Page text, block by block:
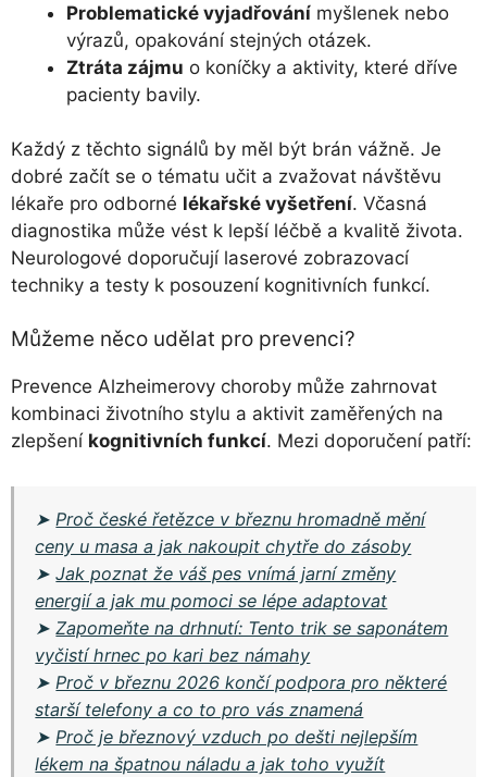
Problematické vyjadřování myšlenek nebo
výrazů, opakování stejných otázek.
Ztráta zájmu o koníčky a aktivity, které dříve
pacienty bavily.
Každý z těchto signálů by měl být brán vážně. Je
dobré začít se o tématu učit a zvažovat návštěvu
lékaře pro odborné lékařské vyšetření. Včasná
diagnostika může vést k lepší léčbě a kvalitě života.
Neurologové doporučují laserové zobrazovací
techniky a testy k posouzení kognitivních funkcí.
Můžeme něco udělat pro prevenci?
Prevence Alzheimerovy choroby může zahrnovat
kombinaci životního stylu a aktivit zaměřených na
zlepšení kognitivních funkcí. Mezi doporučení patří:
➤ Proč české řetězce v březnu hromadně mění
ceny u masa a jak nakoupit chytře do zásoby
➤Jak poznat že váš pes vnímá jarní změny
energií a jak mu pomoci se lépe adaptovat
➤Zapomeňte na drhnutí: Tento trik se saponátem
vyčistí hrnec po kari bez námahy
➤ Proč v březnu 2026 končí podpora pro některé
starší telefony a co to pro vás znamená
➤ Proč je březnový vzduch po dešti nejlepším
lékem na špatnou náladu a jak toho využít